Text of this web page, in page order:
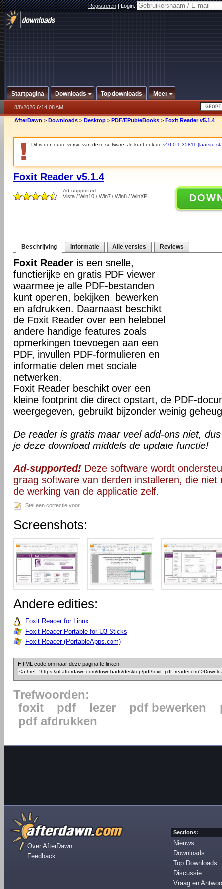
Registreren|Login:
Startpagina Downloads Top downloads Meer
8/8/2026 6:14:08 AM
AfterDawn > Downloads > Desktop > PDF/EPub/eBooks > Foxit Reader v5.1.4
Dit is een oude versie van deze software. Je kunt ook de v10.0.1.35811 (laatste
Foxit Reader v5.1.4
Ad-supported
Vista / Win10 / Win7 / Win8 / WinXP
Beschrijving Informatie Alle versies Reviews
Foxit Reader is een snelle,
functierijke en gratis PDF viewer
waarmee je alle PDF-bestanden
kunt openen, bekijken, bewerken
en afdrukken. Daarnaast beschikt
de Foxit Reader over een heleboel
andere handige features zoals
opmerkingen toevoegen aan een
PDF, invullen PDF-formulieren en
informatie delen met sociale
netwerken.
Foxit Reader beschikt over een
kleine footprint die direct opstart, de PDF-
weergegeven, gebruikt bijzonder weinig
De reader is gratis maar veel add-ons niet,
je deze download middels de update functie!
Ad-supported! Deze software wordt
graag software van derden installeren, die niet
de werking van de applicatie zelf.
Stel een correctie voor
Screenshots:
Andere edities:
Foxit Reader for Linux
Foxit Reader Portable for U3-Sticks
Foxit Reader (PortableApps.com)
HTML code om naar deze pagina te linken:
Trefwoorden:
foxit
pdf lezer pdf bewerken
pdf afdrukken
Over AfterDawn
Feedback
Sections:
Nieuws
Downloads
Top Downloads
Discussie
Vraag en